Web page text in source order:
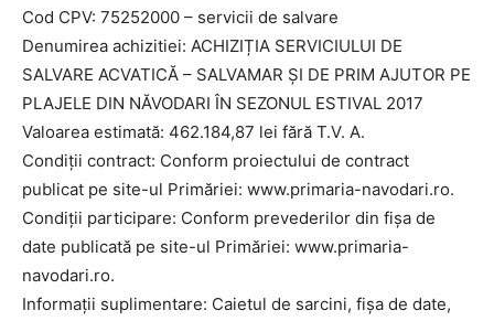
Cod CPV: 75252000 – servicii de salvare
Denumirea achizitiei: ACHIZIȚIA SERVICIULUI DE
SALVARE ACVATICĂ – SALVAMAR ȘI DE PRIM AJUTOR PE
PLAJELE DIN NĂVODARI ÎN SEZONUL ESTIVAL 2017
Valoarea estimată: 462.184,87 lei fără T.V. A.
Condiții contract: Conform proiectului de contract
publicat pe site-ul Primăriei: www.primaria-navodari.ro.
Condiții participare: Conform prevederilor din fișa de
date publicată pe site-ul Primăriei: www.primaria-
navodari.ro.
Informații suplimentare: Caietul de sarcini, fișa de date,